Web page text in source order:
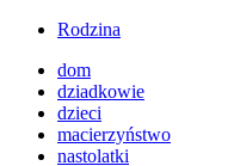
Rodzina
dom
dziadkowie
dzieci
macierzyństwo
nastolatki